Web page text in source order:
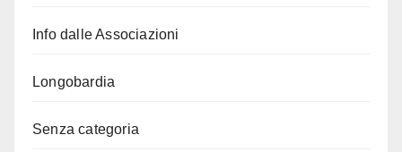
Info dalle Associazioni
Longobardia
Senza categoria